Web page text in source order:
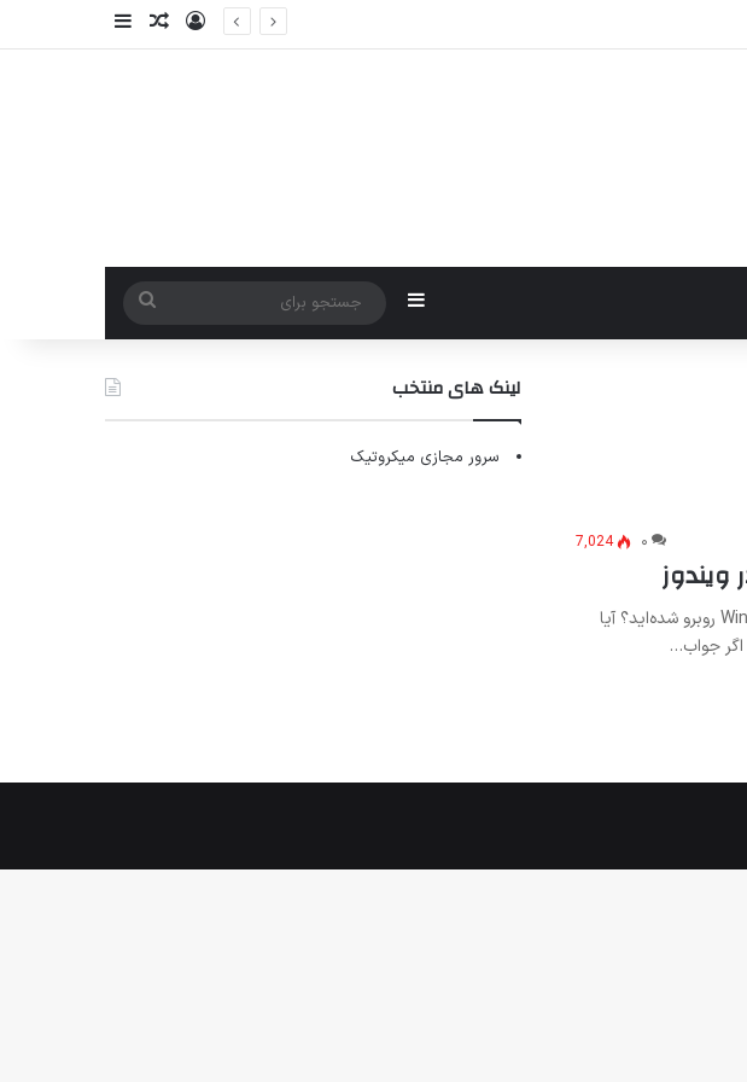
ورودنوشته تصادفی
سایدبار
سایدبار
جستجو
برای
۰ 7,024
آیا تا کنون با خطای Windows 80070057 روبرو شده‌اید؟ آیا
اگر جواب…
لینک های منتخب
سرور مجازی میکروتیک